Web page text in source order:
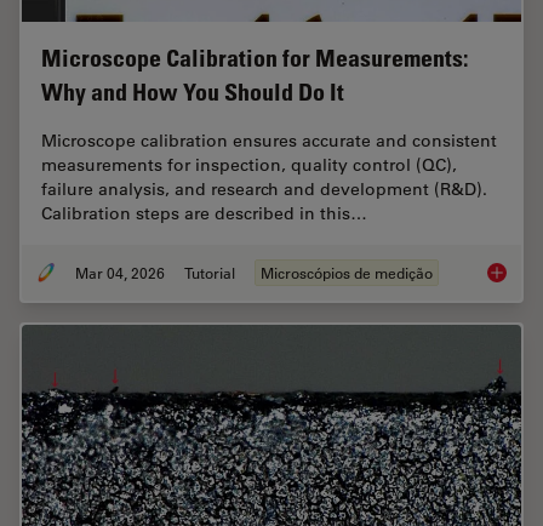
Microscope Calibration for Measurements:
Why and How You Should Do It
Microscope calibration ensures accurate and consistent
measurements for inspection, quality control (QC),
failure analysis, and research and development (R&D).
Calibration steps are described in this…
Mar 04, 2026 Tutorial Microscópios de medição